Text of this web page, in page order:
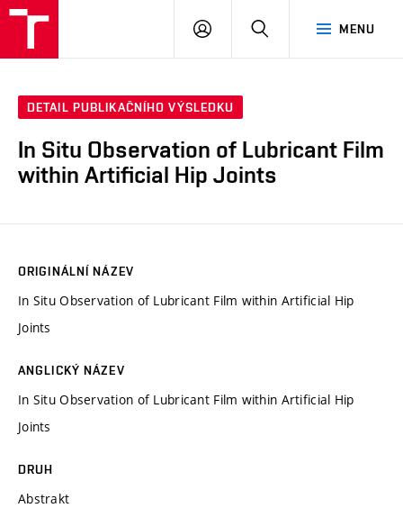
MENU
PŘIHLÁSIT
DETAIL PUBLIKAČNÍHO VÝSLEDKU
In Situ Observation of Lubricant Film
within Artificial Hip Joints
ORIGINÁLNÍ NÁZEV
In Situ Observation of Lubricant Film within Artificial Hip
Joints
ANGLICKÝ NÁZEV
In Situ Observation of Lubricant Film within Artificial Hip
Joints
DRUH
Abstrakt